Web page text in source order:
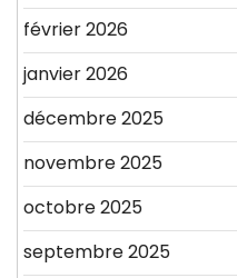
février 2026
janvier 2026
décembre 2025
novembre 2025
octobre 2025
septembre 2025